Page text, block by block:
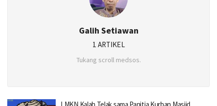
Galih Setiawan
1 ARTIKEL
Tukang scroll medsos.
LMKN Kalah Telak sama Panitia Kurban Masjid